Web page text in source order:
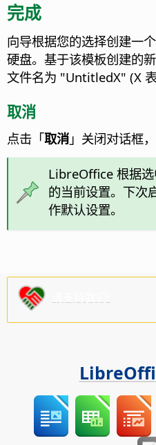
完成
向导根据您的选择创建一
硬盘。基于该模板创建的
文件名为 "UntitledX" (X 表
取消
点击「取消 」关闭对话框
LibreOffice 根据
的当前设置。下次
作默认设置。